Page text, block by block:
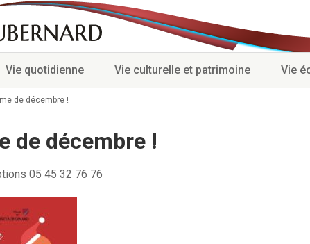
Vie quotidienne Vie culturelle et patrimoine Vie
de décembre !
de décembre !
05 45 32 76 76